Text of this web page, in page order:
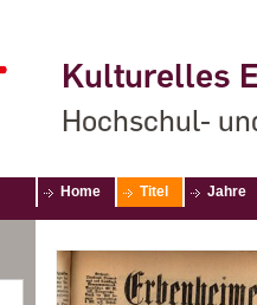
Kulturelles
Hochschul-
Home Titel Jahre